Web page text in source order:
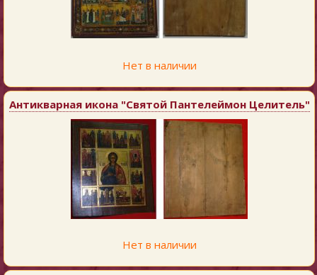
Нет в наличии
Антикварная икона "Святой Пантелеймон Целитель"
Нет в наличии